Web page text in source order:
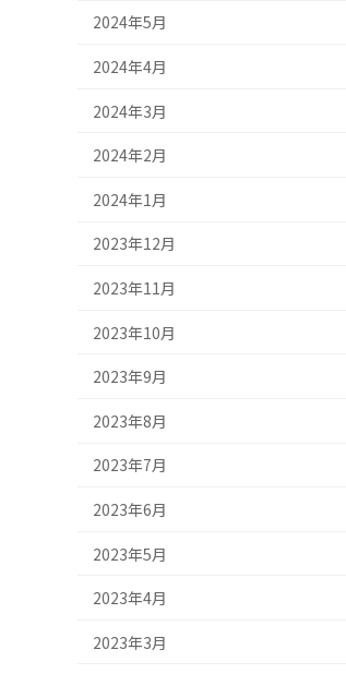
2024年5月
2024年4月
2024年3月
2024年2月
2024年1月
2023年12月
2023年11月
2023年10月
2023年9月
2023年8月
2023年7月
2023年6月
2023年5月
2023年4月
2023年3月